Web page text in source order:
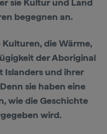
sie Kultur und Land
begegnen an.
die Wärme,
der Aboriginal
Islanders und ihrer
sie haben eine
wie die Geschichte
wird.